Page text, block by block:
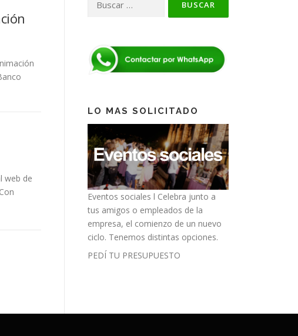
web de
LO MAS SOLICITADO
Eventos sociales l Celebra junto a
tus amigos o empleados de la
empresa, el comienzo de un nuevo
ciclo. Tenemos distintas opciones.
PEDÍ TU PRESUPUESTO